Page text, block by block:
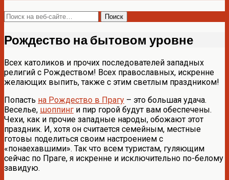
Рождество на бытовом уровне
Всех католиков и прочих последователей западных
религий с Рождеством! Всех православных, искренне
желающих выпить, также с этим светлым праздником!
Попасть на Рождество в Прагу – это большая удача.
Веселье, шоппинг и пир горой будут вам обеспечены.
Чехи, как и прочие западные народы, обожают этот
праздник. И, хотя он считается семейным, местные
готовы поделиться своим настроением с
«понаехавшими». Так что всем туристам, гуляющим
сейчас по Праге, я искренне и исключительно по-белому
завидую.